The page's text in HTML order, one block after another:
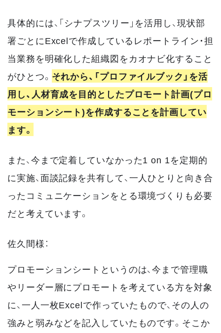
具体的には、「シナプスツリー」を活用し、現状部
署ごとにExcelで作成しているレポートライン・担
当業務を明確化した組織図をカオナビ化すること
がひとつ。 それから、「プロファイルブック」を活
用し、人材育成を目的としたプロモート計画(プロ
モーションシート)を作成することを計画してい
ます。
また、今まで定着していなかった1 on 1を定期的
に実施、面談記録を共有して、一人ひとりと向き合
ったコミュニケーションをとる環境づくりも必要
だと考えています。
佐久間様：
プロモーションシートというのは、今まで管理職
やリーダー層にプロモートを考えている方を対象
に、一人一枚Excelで作っていたもので、その人の
強みと弱みなどを記入していたものです。そこか